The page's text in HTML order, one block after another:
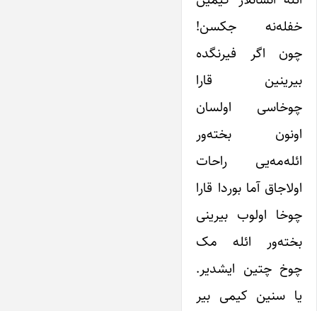
خفله‌نه جکسن!
چون اگر فیرنگده
بیرینین قارا
چوخاسی اولسان
اونون بخته‌ور
ائله‌مه‌یی راحات
اولاجاق آما بوردا قارا
چوخا اولوب بیرینی
بخته‌ور ائله مک
چوخ چتین ایشدیر.
یا سنین کیمی بیر